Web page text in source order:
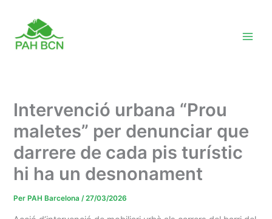
contingut
Intervenció urbana “Prou
maletes” per denunciar que
darrere de cada pis turístic
hi ha un desnonament
Per PAH Barcelona/27/03/2026